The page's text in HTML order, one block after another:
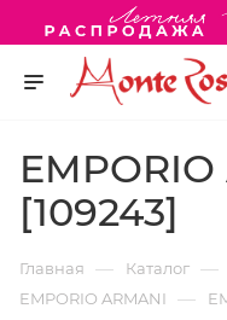
[109243]
Главная — Каталог —
EMPORIO ARMANI —